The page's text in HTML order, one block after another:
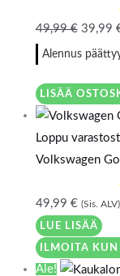
49,99€ 39,99
Alennus
LISÄÄ
Loppu
Volkswagen
49,99 € (Sis. ALV)
LUE LISÄÄ
ILMOITA
Ale!